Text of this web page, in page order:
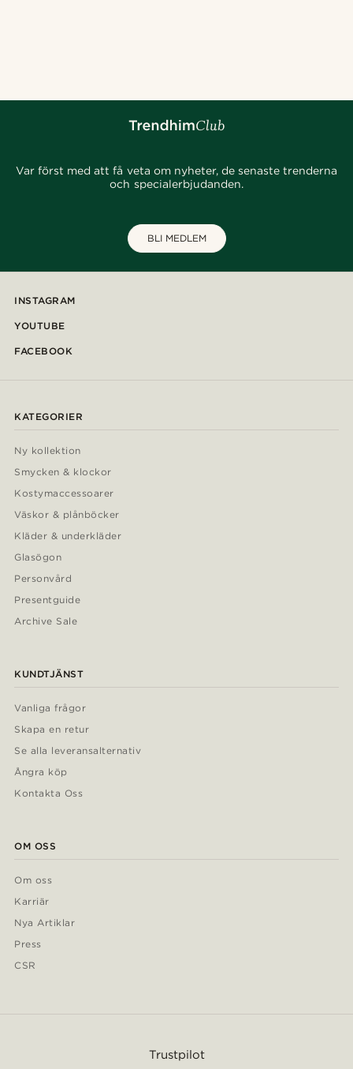
Var först med att få veta om nyheter, de senaste trenderna
och specialerbjudanden.
BLI MEDLEM
INSTAGRAM
YOUTUBE
FACEBOOK
KATEGORIER
Ny kollektion
Smycken & klockor
Kostymaccessoarer
Väskor & plånböcker
Kläder & underkläder
Glasögon
Personvård
Presentguide
Archive Sale
KUNDTJÄNST
Vanliga frågor
Skapa en retur
Se alla leveransalternativ
Ångra köp
Kontakta Oss
OM OSS
Om oss
Karriär
Nya Artiklar
Press
CSR
Trustpilot